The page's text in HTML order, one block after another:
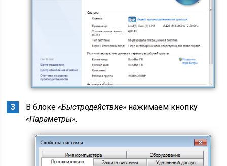
В блоке«Быстродействие» нажимаем кнопку
«Параметры».